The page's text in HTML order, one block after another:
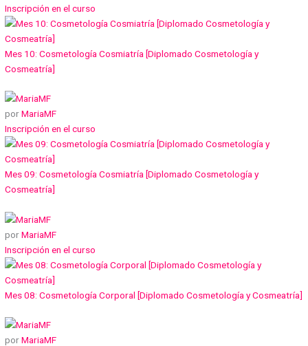
Inscripción en el curso
Mes 10: Cosmetología Cosmiatría [Diplomado Cosmetología y
Cosmeatría]
porMariaMF
Inscripción en el curso
Mes 09: Cosmetología Cosmiatría [Diplomado Cosmetología y
Cosmeatría]
porMariaMF
Inscripción en el curso
Mes 08: Cosmetología Corporal [Diplomado Cosmetología y Cosmeatría]
porMariaMF